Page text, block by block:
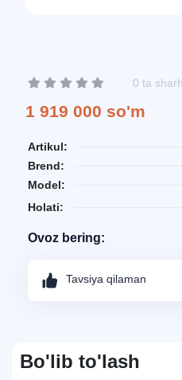
0 ta sharh
1 919 000 so'm
Artikul:
Brend:
Model:
Holati:
Ovoz bering:
Tavsiya qilaman
Bo'lib to'lash